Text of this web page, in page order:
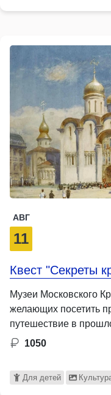
АВГ
11
Квест "Секреты
Музеи Московского
желающих посетить
путешествие в
1050
Для детей